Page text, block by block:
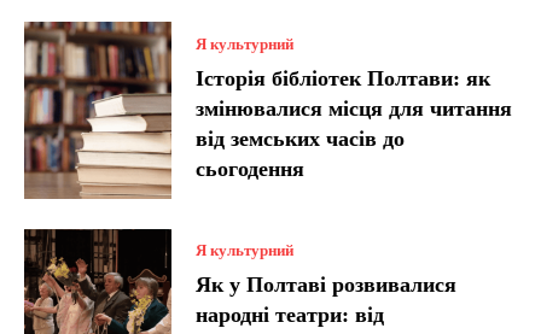
Я культурний
Історія бібліотек Полтави: як
змінювалися місця для читання
від земських часів до
сьогодення
Я культурний
Як у Полтаві розвивалися
народні театри: від